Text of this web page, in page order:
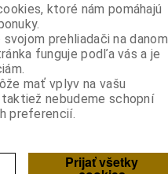
ktoré nám pomáhajú
prehliadači na danom
funguje podľa vás a je
mať vplyv na vašu
nebudeme schopní
preferencií.
Prijať všetky